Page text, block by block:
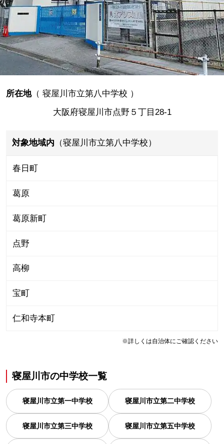
所在地（ 寝屋川市立第八中学校 ）
大阪府寝屋川市点野５丁目28-1
対象地域内 （寝屋川市立第八中学校）
春日町
葛原
葛原新町
点野
高柳
宝町
仁和寺本町
※詳しくは自治体にご確認ください
寝屋川市の中学校一覧
寝屋川市立第一中学校 寝屋川市立第二中学校
寝屋川市立第三中学校 寝屋川市立第五中学校